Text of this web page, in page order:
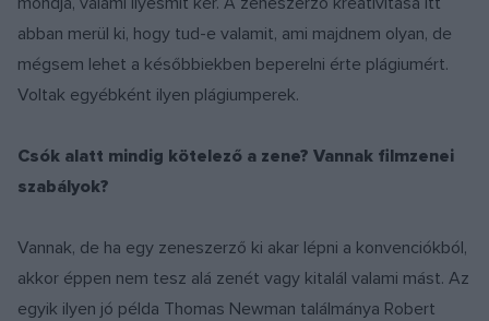
abban merül ki, hogy tud-e valamit, ami majdnem olyan, de
mégsem lehet a későbbiekben beperelni érte plágiumért.
Voltak egyébként ilyen plágiumperek.
Csók alatt mindig kötelező a zene? Vannak filmzenei
szabályok?
Vannak, de ha egy zeneszerző ki akar lépni a konvenciókból,
akkor éppen nem tesz alá zenét vagy kitalál valami mást. Az
egyik ilyen jó példa Thomas Newman találmánya Robert